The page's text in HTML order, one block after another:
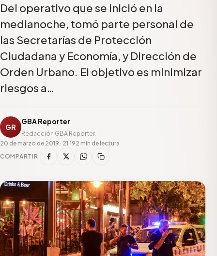
Del operativo que se inició en la
medianoche, tomó parte personal de
las Secretarías de Protección
Ciudadana y Economía, y Dirección de
Orden Urbano. El objetivo es minimizar
riesgos a…
GR
GBA Reporter
Redacción GBA Reporter
20 de marzo de 2019 · 21:192 min de lectura
COMPARTIR